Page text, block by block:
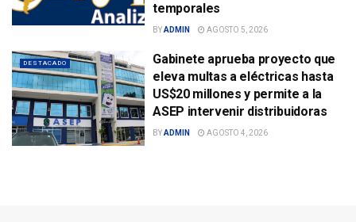
temporales
BYADMIN AGOSTO 5, 2026
DESTACADO
Gabinete aprueba proyecto que
eleva multas a eléctricas hasta
US$20 millones y permite a la
ASEP intervenir distribuidoras
BYADMIN AGOSTO 4, 2026